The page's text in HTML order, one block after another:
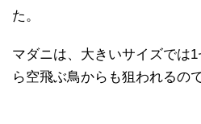
た。
マダニは、大きいサイズでは
ら空飛ぶ鳥からも狙われるの